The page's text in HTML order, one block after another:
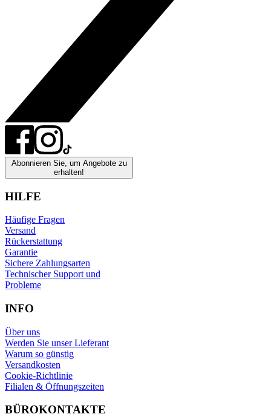
Abonnieren Sie, um Angebote zu
erhalten!
HILFE
Häufige Fragen
Versand
Rückerstattung
Garantie
Sichere Zahlungsarten
Technischer Support und
Probleme
INFO
Über uns
Werden Sie unser Lieferant
Warum so günstig
Versandkosten
Cookie-Richtlinie
Filialen & Öffnungszeiten
BÜROKONTAKTE